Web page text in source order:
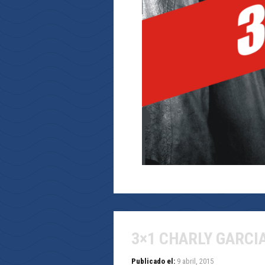
3×1 CHARLY
Publicado el: 9 abril, 2015